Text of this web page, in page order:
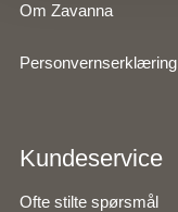
Om Zavanna
Personvernserklæring
Kundeservice
Ofte stilte spørsmål